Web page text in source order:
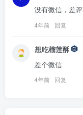
没有微信，差评
4年前 回复
想吃榴莲酥
差个微信
4年前 回复